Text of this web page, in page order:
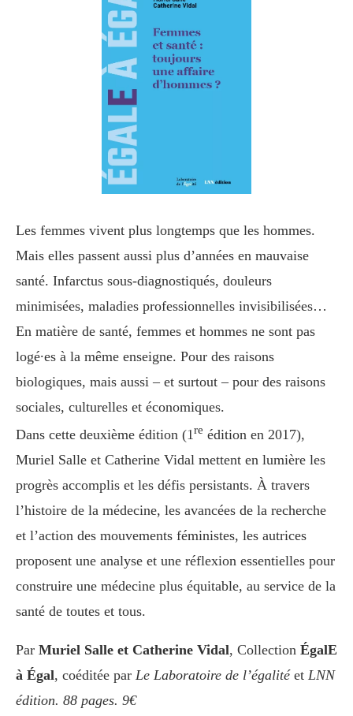
Les femmes vivent plus longtemps que les hommes.
Mais elles passent aussi plus d’années en mauvaise
santé. Infarctus sous-diagnostiqués, douleurs
minimisées, maladies professionnelles invisibilisées…
En matière de santé, femmes et hommes ne sont pas
logé∙es à la même enseigne. Pour des raisons
biologiques, mais aussi – et surtout – pour des raisons
sociales, culturelles et économiques.
Dans cette deuxième édition (1re édition en 2017),
Muriel Salle et Catherine Vidal mettent en lumière les
progrès accomplis et les défis persistants. À travers
l’histoire de la médecine, les avancées de la recherche
et l’action des mouvements féministes, les autrices
proposent une analyse et une réflexion essentielles pour
construire une médecine plus équitable, au service de la
santé de toutes et tous.
Par Muriel Salle et Catherine Vidal, Collection ÉgalE
à Égal, coéditée par Le Laboratoire de l’égalitéet LNN
édition. 88 pages. 9€